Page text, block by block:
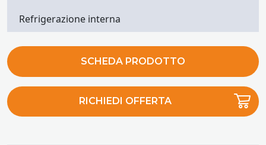
Refrigerazione interna
SCHEDA PRODOTTO
RICHIEDI OFFERTA